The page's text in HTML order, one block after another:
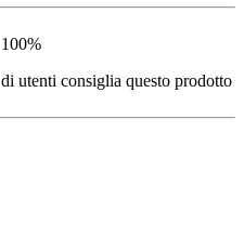
100%
di utenti consiglia questo prodotto